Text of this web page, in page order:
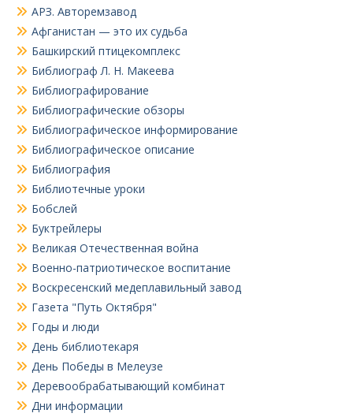
АРЗ. Авторемзавод
Афганистан — это их судьба
Башкирский птицекомплекс
Библиограф Л. Н. Макеева
Библиографирование
Библиографические обзоры
Библиографическое информирование
Библиографическое описание
Библиография
Библиотечные уроки
Бобслей
Буктрейлеры
Великая Отечественная война
Военно-патриотическое воспитание
Воскресенский медеплавильный завод
Газета "Путь Октября"
Годы и люди
День библиотекаря
День Победы в Мелеузе
Деревообрабатывающий комбинат
Дни информации